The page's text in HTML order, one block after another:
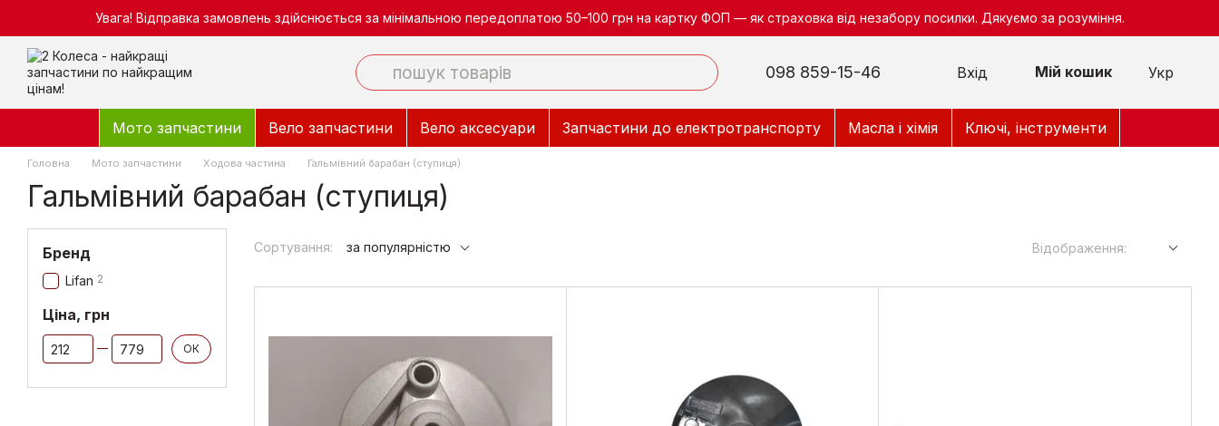
Перейти до основного контенту
Увага! Відправка замовлень здійснюється за мінімальною передоплатою 50–100 грн на картку ФОП — як страховка від незабору посилки. Дякуємо за розуміння.
098 859-15-46 Вхід Мій кошик Укр
Мото запчастини Вело запчастини Вело аксесуари Запчастини до електротранспорту Масла і хімія Ключі, інструменти
Головна Мото запчастини Ходова частина Гальмівний барабан (ступиця)
Гальмівний барабан (ступиця)
Сортування: за популярністю Відображення:
Бренд
Lifan 2
Ціна, грн
Від Ціна, грн
До Ціна, грн ОК